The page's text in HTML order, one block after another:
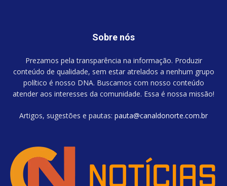
Sobre nós
Prezamos pela transparência na informação. Produzir
conteúdo de qualidade, sem estar atrelados a nenhum grupo
político é nosso DNA. Buscamos com nosso conteúdo
atender aos interesses da comunidade. Essa é nossa missão!
Artigos, sugestões e pautas: pauta@canaldonorte.com.br